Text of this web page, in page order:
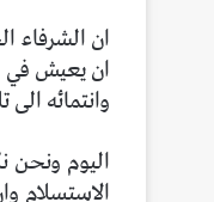
ان الشرفاء
ان يعيش في
وانتمائه
اليوم ونحن
الاستسلام